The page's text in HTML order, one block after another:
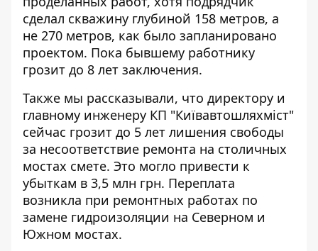
сделал скважину глубиной 158 метров, а
не 270 метров, как было запланировано
проектом. Пока бывшему работнику
грозит до 8 лет заключения.
Также мы рассказывали, что директору и
главному инженеру КП "Київавтошляхміст"
сейчас грозит до 5 лет лишения свободы
за несоответствие ремонта на столичных
мостах смете. Это могло привести к
убыткам в 3,5 млн грн. Переплата
возникла при ремонтных работах по
замене гидроизоляции на Северном и
Южном мостах.